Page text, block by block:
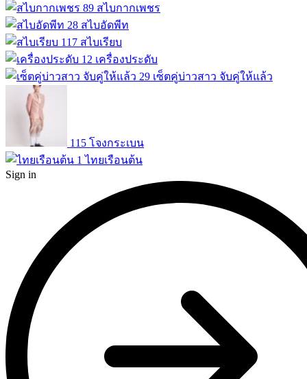
89 สไบกากเพชร
28 สไบอัดพีท
117 สไบเรียบ
12 เครื่องประดับ
29 เซ็ตคู่บ่าวสาว จับคู่ให้แล้ว
115 โจงกระเบน
1 ไทยเรือนต้น
Sign in